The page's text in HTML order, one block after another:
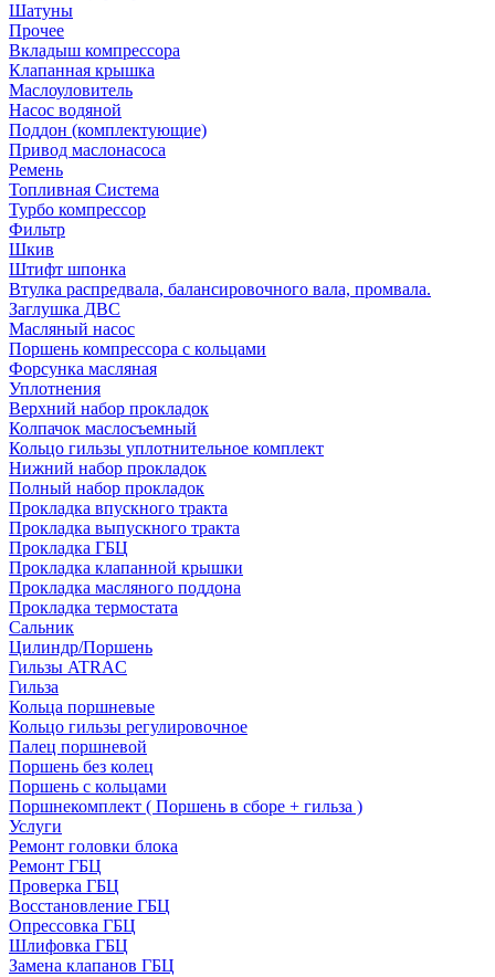
Шатуны
Прочее
Вкладыш компрессора
Клапанная крышка
Маслоуловитель
Насос водяной
Поддон (комплектующие)
Привод маслонасоса
Ремень
Топливная Система
Турбо компрессор
Фильтр
Шкив
Штифт шпонка
Втулка распредвала, балансировочного вала, промвала.
Заглушка ДВС
Масляный насос
Поршень компрессора с кольцами
Форсунка масляная
Уплотнения
Верхний набор прокладок
Колпачок маслосъемный
Кольцо гильзы уплотнительное комплект
Нижний набор прокладок
Полный набор прокладок
Прокладка впускного тракта
Прокладка выпускного тракта
Прокладка ГБЦ
Прокладка клапанной крышки
Прокладка масляного поддона
Прокладка термостата
Сальник
Цилиндр/Поршень
Гильзы ATRAC
Гильза
Кольца поршневые
Кольцо гильзы регулировочное
Палец поршневой
Поршень без колец
Поршень с кольцами
Поршнекомплект ( Поршень в сборе + гильза )
Услуги
Ремонт головки блока
Ремонт ГБЦ
Проверка ГБЦ
Восстановление ГБЦ
Опрессовка ГБЦ
Шлифовка ГБЦ
Замена клапанов ГБЦ